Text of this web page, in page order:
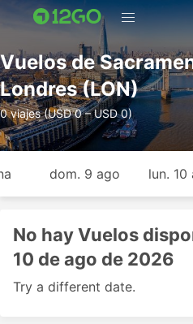
Vuelos de
Londres (LON)
0 viajes (USD 0 – USD 0)
dom. 9 ago lun. 10
No hay Vuelos
10 de ago de 2026
Try a different date.